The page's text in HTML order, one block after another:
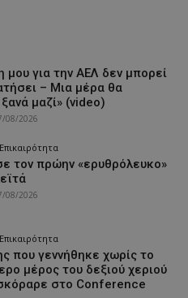
μου για την ΑΕΛ δεν μπορεί
– Μια μέρα θα
μαζί» (video)
08/2026
τον πρώην «ερυθρόλευκο»
08/2026
που γεννήθηκε χωρίς το
μέρος του δεξιού χεριού
στο Conference